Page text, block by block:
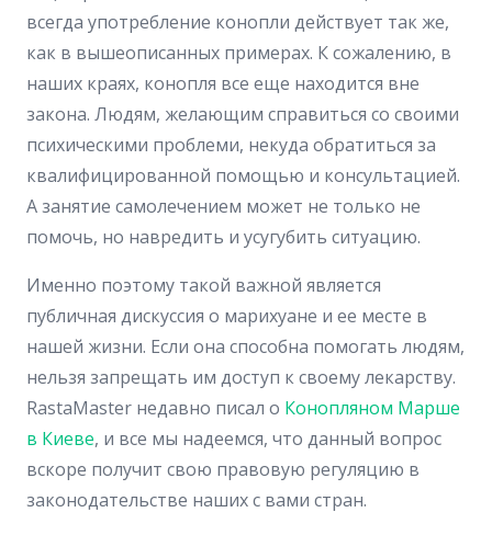
всегда употребление конопли действует так же,
как в вышеописанных примерах. К сожалению, в
наших краях, конопля все еще находится вне
закона. Людям, желающим справиться со своими
психическими проблеми, некуда обратиться за
квалифицированной помощью и консультацией.
А занятие самолечением может не только не
помочь, но навредить и усугубить ситуацию.
Именно поэтому такой важной является
публичная дискуссия о марихуане и ее месте в
нашей жизни. Если она способна помогать людям,
нельзя запрещать им доступ к своему лекарству.
RastaMaster недавно писал о Конопляном Марше
в Киеве, и все мы надеемся, что данный вопрос
вскоре получит свою правовую регуляцию в
законодательстве наших с вами стран.